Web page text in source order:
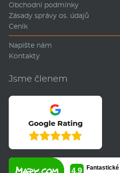
Obchodní podmínky
Zásady správy os. údajů
Ceník
Napište nám
Kontakty
Jsme členem